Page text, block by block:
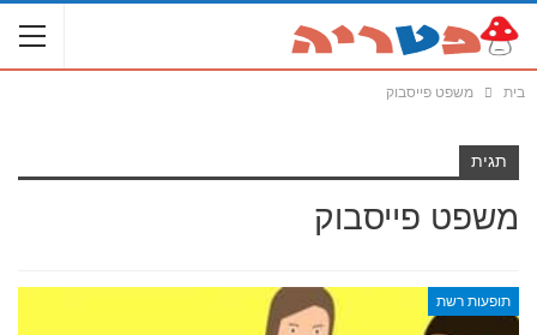
בית משפט פייסבוק
תגית
משפט פייסבוק
תופעות רשת